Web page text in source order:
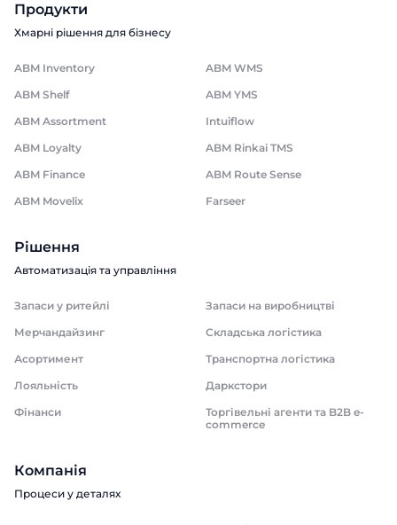
Продукти
Хмарні рішення для бізнесу
ABM Inventory
ABM WMS
ABM Shelf
ABM YMS
ABM Assortment
Intuiflow
ABM Loyalty
ABM Rinkai TMS
ABM Finance
ABM Route Sense
ABM Movelix
Farseer
Рішення
Автоматизація та управління
Запаси у ритейлі
Запаси на виробництві
Мерчандайзинг
Складська логістика
Асортимент
Транспортна логістика
Лояльність
Даркстори
Фінанси
Торгівельні агенти та B2B e-
commerce
Компанія
Процеси у деталях